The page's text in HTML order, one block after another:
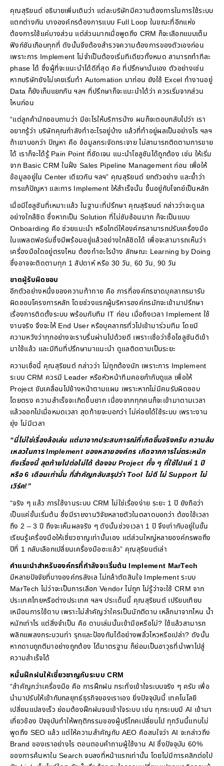
คุณสุริยนต์ อธิบายเพิ่มเติมว่า แต่ละบริษัทมีความต้องการในการใช้ระบบ
แตกต่างกัน บางองค์กรต้องการแบบ Full Loop ในขณะที่อีกแห่ง
ต้องการใช้แค่บางส่วน แต่ส่วนมากเมื่อพูดถึง CRM ก็จะเลือกแบบเต็ม
ฟังก์ชันเกือบทุกที่ ดังนั้นจึงต้องสำรวจความต้องการของตัวเองก่อน
เพราะการ Implement ไม่จำเป็นต้องเริ่มทีเดียวทั้งหมด สามารถทำทีละ
phase ได้ ซึ่งผู้ที่จะแนะนำได้ดีที่สุด คือ ที่ปรึกษานั่นเอง ตัวอย่างเช่น
หากบริษัทยังไม่เคยเริ่มทำ Automation มาก่อน ยังใช้ Excel ทำงานอยู่
Data ก็ยังเก็บแยกกัน ฯลฯ ที่ปรึกษาก็จะแนะนำได้ว่า ควรเริ่มจากส่วน
ไหนก่อน
“แต่ลูกค้ามักชอบถามว่า มีอะไรให้บริการบ้าง ผมก็จะตอบกลับไปว่า เรา
อยากรู้ว่า บริษัทคุณกำลังทำอะไรอยู่บ้าง แล้วที่ทำอยู่ผลเป็นอย่างไร ฯลฯ
ถ้าเขาบอกว่า ปัญหา คือ ข้อมูลกระจัดกระจาย ไม่สามารถติดตามการขาย
ได้ เราก็จะได้รู้ Pain Point ที่ชัดเจน แนะนำโซลูชันได้ถูกต้อง เช่น ให้เริ่ม
จาก Basic CRM ในฝั่ง Sales Pipeline Management ก่อน เพื่อให้
ข้อมูลอยู่ใน Center เดียวกัน ฯลฯ” คุณสุริยนต์ ยกตัวอย่าง และย้ำว่า
การแก้ปัญหา และการ Implement ให้สำเร็จนั้น ขึ้นอยู่กับโจทย์เป็นหลัก
เมื่อมีโซลูชันที่เหมาะแล้ว ในฐานะที่ปรึกษา คุณสุริยนต์ กล่าวว่าจะดูแล
อย่างใกล้ชิด ซึ่งหากเป็น Solution ที่ไม่ซับซ้อนมาก ก็จะเป็นแบบ
Onboarding คือ ช่วยแนะนำ หรือไกด์ให้องค์กรสามารถปรับเครื่องมือ
ในแพลตฟอร์มซึ่งมีพร้อมอยู่แล้วอย่างใกล้ชิดได้ เพื่อจะสามารถเห็นว่า
เครื่องมือใดอยู่ตรงไหน ต้องทำอะไรบ้าง ลักษณะ Learning by Doing
ซึ่งอาจจะติดตามทุก 1 สัปดาห์ หรือ 30 วัน, 60 วัน, 90 วัน
ขาดผู้รับผิดชอบ
อีกตัวอย่างหนึ่งของความท้าทาย คือ การที่องค์กรขาดบุคลากรมารับ
ผิดชอบโครงการหลัก โดยช่วงแรกผู้บริหารองค์กรมักจะเข้ามาปรึกษา
เรื่องการติดตั้งระบบ พร้อมกับทีม IT ก่อน เมื่อถึงเวลา Implement ใช้
งานจริง จึงจะให้ End User หรือบุคลากรทั่วไปเข้ามาร่วมทีม โดยมี
ความหวังว่าทุกอย่างจะราบรื่นผ่านไปด้วยดี เพราะเชื่อว่าซื้อโซลูชันดีเข้า
มาใช้แล้ว และมีทีมที่ปรึกษามาแนะนำ ดูแลติดตามเป็นระยะ
ความเชื่อนี้ คุณสุริยนต์ กล่าวว่า ไม่ถูกต้องนัก เพราะการ Implement
ระบบ CRM ควรมี Leader หรือหัวหน้าทีมคอยกำกับดูแล เพื่อให้
Project ขับเคลื่อนไปข้างหน้าตามแผน เพราะหากไม่มีคนรับผิดชอบ
โดยตรง ความสำเร็จจะเกิดขึ้นยาก เนื่องจากทุกคนก็จะเข้ามาตามเวลา
แล้วออกไปเมื่อหมดเวลา สุดท้ายจะบอกว่า ไม่ค่อยได้ใช้ระบบ เพราะงาน
ยุ่ง ไม่มีเวลา
“นี่ไม่ใช่เรื่องล้อเล่น แต่มาจากประสบการณ์ที่เกิดขึ้นจริงครับ ความล้ม
เหลวในการ Implement ของหลายองค์กร เกิดจากการไม่ตระหนัก
ถึงเรื่องนี้ สุดท้ายไปต่อไม่ได้ ต้องจบ Project ทั้ง ๆ ที่ใช้ไปแค่ 1 ปี
หรือ 6 เดือนเท่านั้น ที่สำคัญกลับสรุปว่า Tool ไม่ดี ไม่ Support ไม่
เวิร์ค!”
“จริง ๆ แล้ว การใช้งานระบบ CRM ไม่ใช่เรื่องง่าย ระยะ 1 ปี ยังถือว่า
เป็นแค่ขั้นเริ่มต้น ซึ่งมีรายงานวิจัยหลายตัวในตลาดบอกว่า ต้องใช้เวลา
ถึง 2 – 3 ปี ถึงจะเห็นผลจริง ๆ ดังนั้นช่วงเวลา 1 ปี จึงเท่ากับอยู่ในขั้น
เรียนรู้เครื่องมือให้เชี่ยวชาญเท่านั้นเอง แต่ส่วนใหญ่หลายองค์กรพอถึง
ปีที่ 1 กลับเลือกเปลี่ยนเครื่องมือซะแล้ว” คุณสุริยนต์เล่า
คำแนะนำสำหรับองค์กรที่กำลังจะเริ่มต้น Implement MarTech
มีหลายปัจจัยที่บางองค์กรลังเล ไม่กล้าตัดสินใจ Implement ระบบ
MarTech ไม่ว่าจะเป็นการเลือก Vendor ไม่ถูก ไม่รู้ว่าจะใช้ CRM จาก
ประเทศไทยหรือต่างประเทศ ฯลฯ ประเด็นนี้ คุณสุริยนต์ เปรียบเทียบ
เหมือนการใช้ดาบ เพราะไม่สำคัญว่าใครเป็นนักตีดาบ เหล็กมาจากไหน น้ำ
หนักเท่าไร แต่สิ่งจำเป็น คือ ดาบเล่มนั้นเข้ามือหรือไม่? ใช้แล้วสามารถ
พลิกแพลงกระบวนท่า รุกและป้องกันได้อย่างพลิ้วไหวหรือเปล่า? ดังนั้น
หากดาบถูกตีมาอย่างถูกต้อง ได้มาตรฐาน ก็ย่อมเป็นอาวุธที่นำพาไปสู่
ความสำเร็จได้
หมั่นฝึกฝนให้เชี่ยวชาญกับระบบ CRM
“สำคัญกว่าเครื่องมือ คือ การฝึกฝน กระทั่งเข้าใจระบบจริง ๆ ครับ เพื่อ
นำมาปรับให้เข้ากับกลยุทธ์ธุรกิจของเราเอง ยิ่งปัจจุบันนี้ เทคโนโลยี
เปลี่ยนแปลงเร็ว ย่อมต้องฝึกฝนจนเข้าใจระบบ เช่น ทุกระบบมี AI เข้ามา
เกี่ยวข้อง ปัจจุบันทำให้พฤติกรรมของผู้บริโภคเปลี่ยนไป ทุกวันนี้แทบไม่
พูดถึง SEO แล้ว แต่ให้ความสำคัญกับ AEO คือสนใจว่า AI จะกล่าวถึง
Brand ของเราอย่างไร ตอนตอบคำถามผู้ใช้งาน AI ซึ่งปัจจุบัน 60%
ของการค้นหาใน Search จบลงที่หน้าแรกเท่านั้น โดยไม่มีการคลิกต่อไป